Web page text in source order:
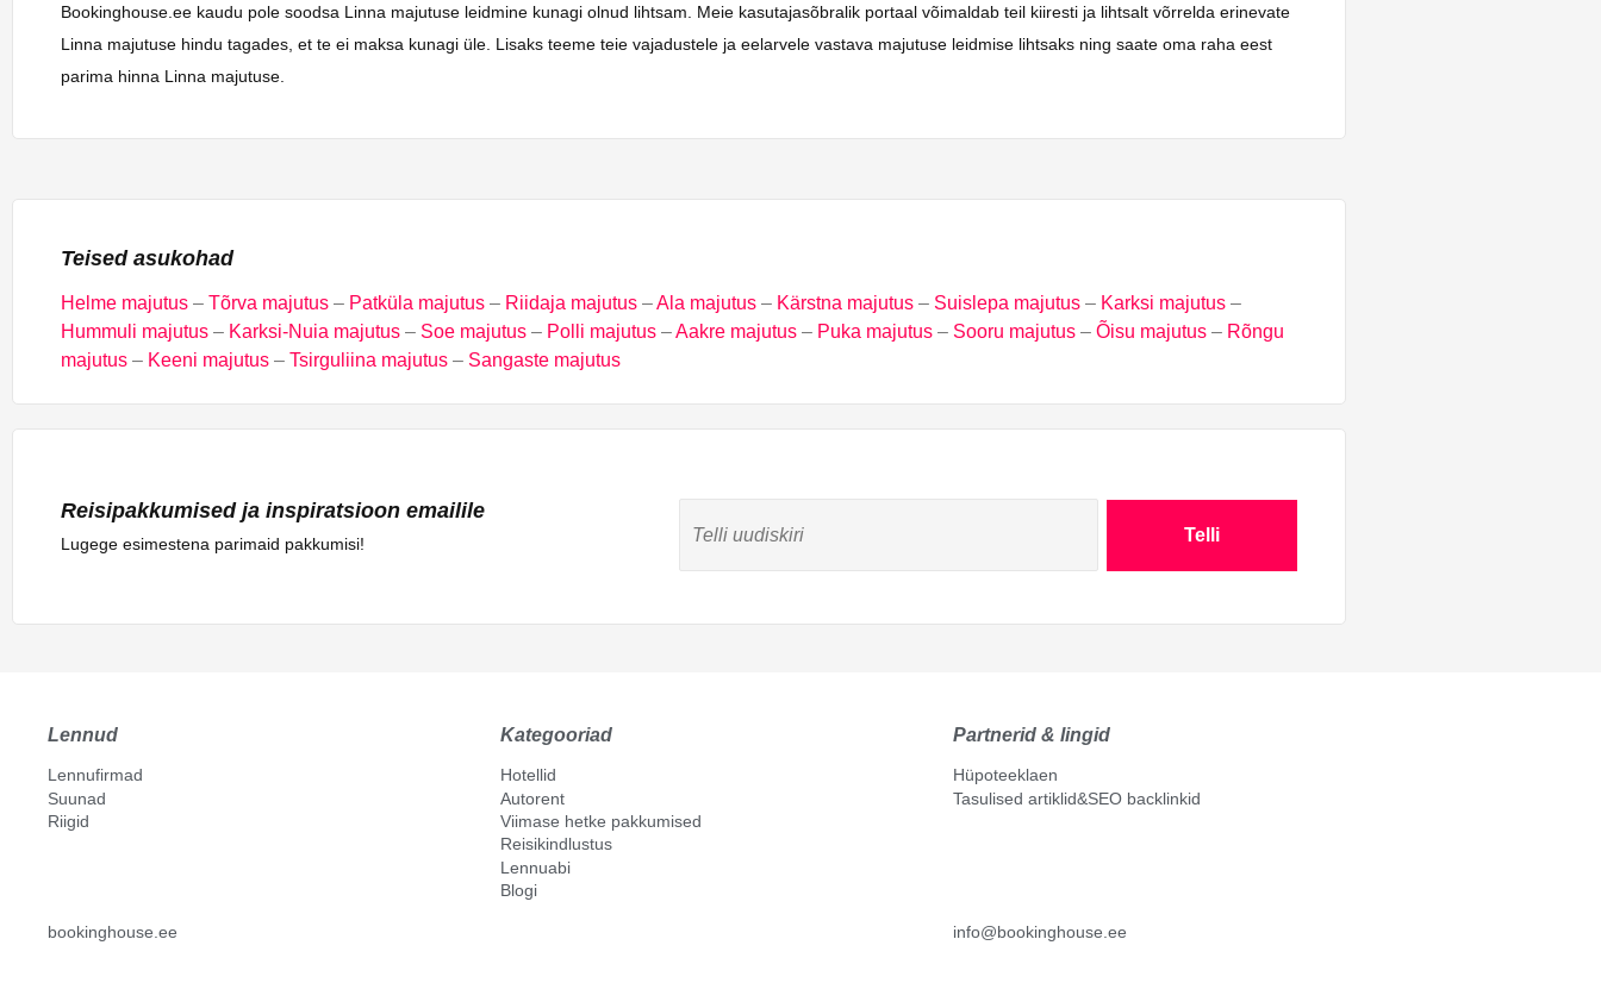
Bookinghouse.ee kaudu pole soodsa Linna majutuse leidmine kunagi olnud lihtsam. Meie kasutajasõbralik portaal võimaldab teil kiiresti ja lihtsalt võrrelda erinevate
Linna majutuse hindu tagades, et te ei maksa kunagi üle. Lisaks teeme teie vajadustele ja eelarvele vastava majutuse leidmise lihtsaks ning saate oma raha eest
parima hinna Linna majutuse.
Teised asukohad
Helme majutus – Tõrva majutus – Patküla majutus – Riidaja majutus –Ala majutus – Kärstna majutus – Suislepa majutus – Karksi majutus –
Hummuli majutus – Karksi-Nuia majutus – Soe majutus – Polli majutus –Aakre majutus – Puka majutus – Sooru majutus – Õisu majutus – Rõngu
majutus – Keeni majutus – Tsirguliina majutus – Sangaste majutus
Reisipakkumised ja inspiratsioon emailile
Lugege esimestena parimaid pakkumisi! Telli
Lennud
Lennufirmad
Suunad
Riigid
Kategooriad
Hotellid
Autorent
Viimase hetke pakkumised
Reisikindlustus
Lennuabi
Blogi
Partnerid & lingid
Hüpoteeklaen
Tasulised artiklid&SEO backlinkid
bookinghouse.ee info@bookinghouse.ee